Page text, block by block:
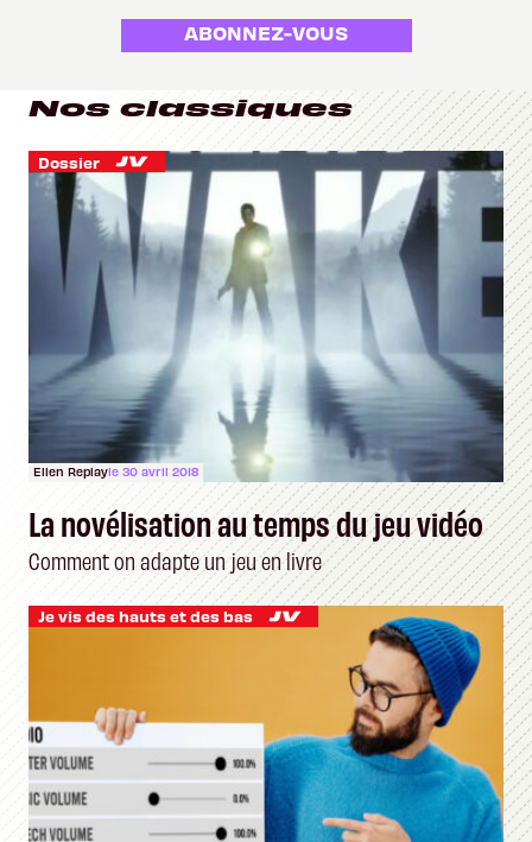
ABONNEZ-VOUS
Nos classiques
Dossier
Ellen Replayle 30 avril 2018
La novélisation au temps du jeu vidéo
Comment on adapte un jeu en livre
Je vis des hauts et des bas